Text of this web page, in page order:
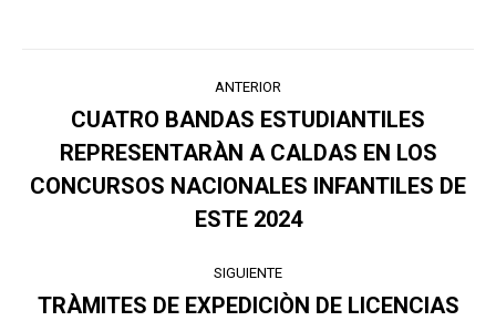
Navegación
entre
publicaciones
ANTERIOR
anterior:
CUATRO BANDAS ESTUDIANTILES
REPRESENTARÀN A CALDAS EN LOS
CONCURSOS NACIONALES INFANTILES DE
ESTE 2024
SIGUIENTE
TRÀMITES DE EXPEDICIÒN DE LICENCIAS